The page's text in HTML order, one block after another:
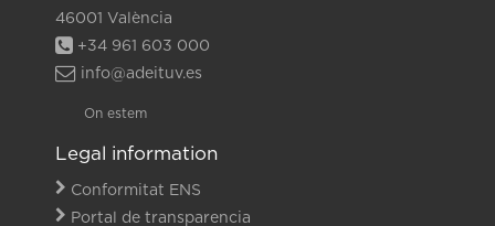
46001 València
+34 961 603 000
info@adeituv.es
On estem
Legal information
Conformitat ENS
Portal de transparencia